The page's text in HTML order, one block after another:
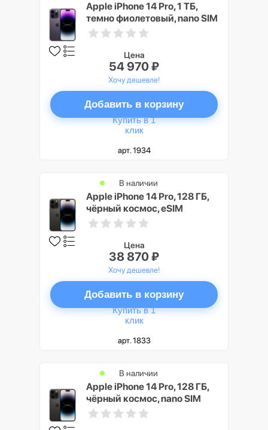
Apple iPhone 14 Pro, 1 ТБ,
темно фиолетовый, nano SIM
Цена
54 970 ₽
Хочу дешевле!
Добавить в корзину
Купить в 1
клик
арт. 1934
Apple iPhone 14 Pro, 128 ГБ,
чёрный космос, eSIM
В наличии
Цена
38 870 ₽
Хочу дешевле!
Добавить в корзину
Купить в 1
клик
арт. 1833
Apple iPhone 14 Pro, 128 ГБ,
чёрный космос, nano SIM
В наличии